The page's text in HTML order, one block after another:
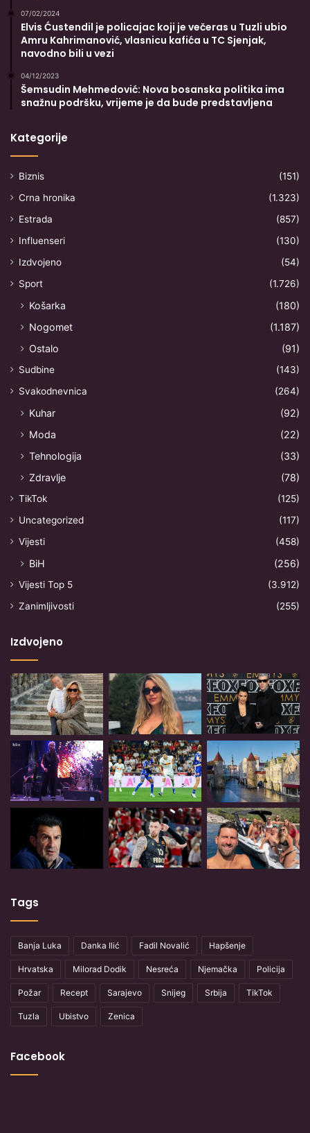
07/02/2024
Elvis Ćustendil je policajac koji je večeras u Tuzli ubio
Amru Kahrimanović, vlasnicu kafića u TC Sjenjak,
navodno bili u vezi
04/12/2023
Šemsudin Mehmedović: Nova bosanska politika ima
snažnu podršku, vrijeme je da bude predstavljena
Kategorije
Biznis
(151)
Crna hronika
(1.323)
Estrada
(857)
Influenseri
(130)
Izdvojeno
(54)
Sport
(1.726)
Košarka
(180)
Nogomet
(1.187)
Ostalo
(91)
Sudbine
(143)
Svakodnevnica
(264)
Kuhar
(92)
Moda
(22)
Tehnologija
(33)
Zdravlje
(78)
TikTok
(125)
Uncategorized
(117)
Vijesti
(458)
BiH (256)
Vijesti Top 5
(3.912)
Zanimljivosti
(255)
Izdvojeno
Tags
Banja Luka Danka Ilić Fadil Novalić Hapšenje
Hrvatska Milorad Dodik Nesreća Njemačka Policija
Požar Recept Sarajevo Snijeg Srbija TikTok
Tuzla Ubistvo Zenica
Facebook